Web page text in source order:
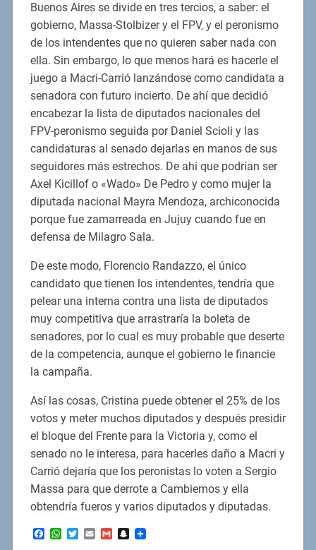
Buenos Aires se divide en tres tercios, a saber: el
gobierno, Massa-Stolbizer y el FPV, y el peronismo
de los intendentes que no quieren saber nada con
ella. Sin embargo, lo que menos hará es hacerle el
juego a Macri-Carrió lanzándose como candidata a
senadora con futuro incierto. De ahí que decidió
encabezar la lista de diputados nacionales del
FPV-peronismo seguida por Daniel Scioli y las
candidaturas al senado dejarlas en manos de sus
seguidores más estrechos. De ahí que podrían ser
Axel Kicillof o «Wado» De Pedro y como mujer la
diputada nacional Mayra Mendoza, archiconocida
porque fue zamarreada en Jujuy cuando fue en
defensa de Milagro Sala.
De este modo, Florencio Randazzo, el único
candidato que tienen los intendentes, tendría que
pelear una interna contra una lista de diputados
muy competitiva que arrastraría la boleta de
senadores, por lo cual es muy probable que deserte
de la competencia, aunque el gobierno le financie
la campaña.
Así las cosas, Cristina puede obtener el 25% de los
votos y meter muchos diputados y después presidir
el bloque del Frente para la Victoria y, como el
senado no le interesa, para hacerles daño a Macri y
Carrió dejaría que los peronistas lo voten a Sergio
Massa para que derrote a Cambiemos y ella
obtendría fueros y varios diputados y diputadas.
Facebook
WhatsApp
Twitter
EmailGmailSnapchat